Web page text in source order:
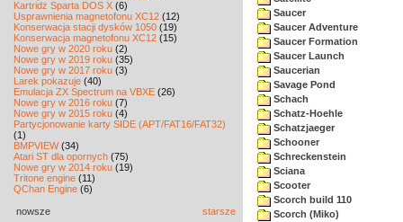
Kartridż Sparta DOS X (6)
Usprawnienia magnetofonu XC12 (12)
Konserwacja stacji dysków 1050 (19)
Konserwacja magnetofonu XC12 (15)
Nowe gry w 2020 roku (2)
Nowe gry w 2019 roku (35)
Nowe gry w 2017 roku (3)
Larek pokazuje (40)
Emulacja ZX Spectrum na VBXE (26)
Nowe gry w 2016 roku (7)
Nowe gry w 2015 roku (4)
Partycjonowanie karty SIDE (APT/FAT16/FAT32)
(1)
BMPVIEW(34)
Atari ST dla opornych (75)
Nowe gry w 2014 roku (19)
Tritone engine (11)
QChan Engine (6)
nowsze starsze
Saucer
Saucer Adventure
Saucer Formation
Saucer Launch
Saucerian
Savage Pond
Schach
Schatz-Hoehle
Schatzjaeger
Schooner
Schreckenstein
Sciana
Scooter
Scorch build 110
Scorch (Miko)